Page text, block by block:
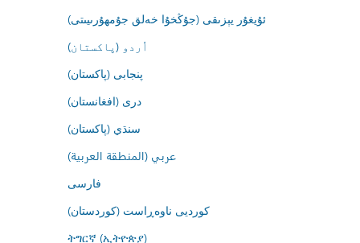
ئۇيغۇر يېزىقى (جۇڭخۇا خەلق جۇمھۇرىيىتى)
اُردو (پاکستان)
پنجابی (پاکستان)
درى (افغانستان)
سنڌي (پاکستان)
عربي (المنطقة العربية)
فارسى
کوردیی ناوەڕاست (کوردستان)
ትግርኛ (ኢትዮጵያ)